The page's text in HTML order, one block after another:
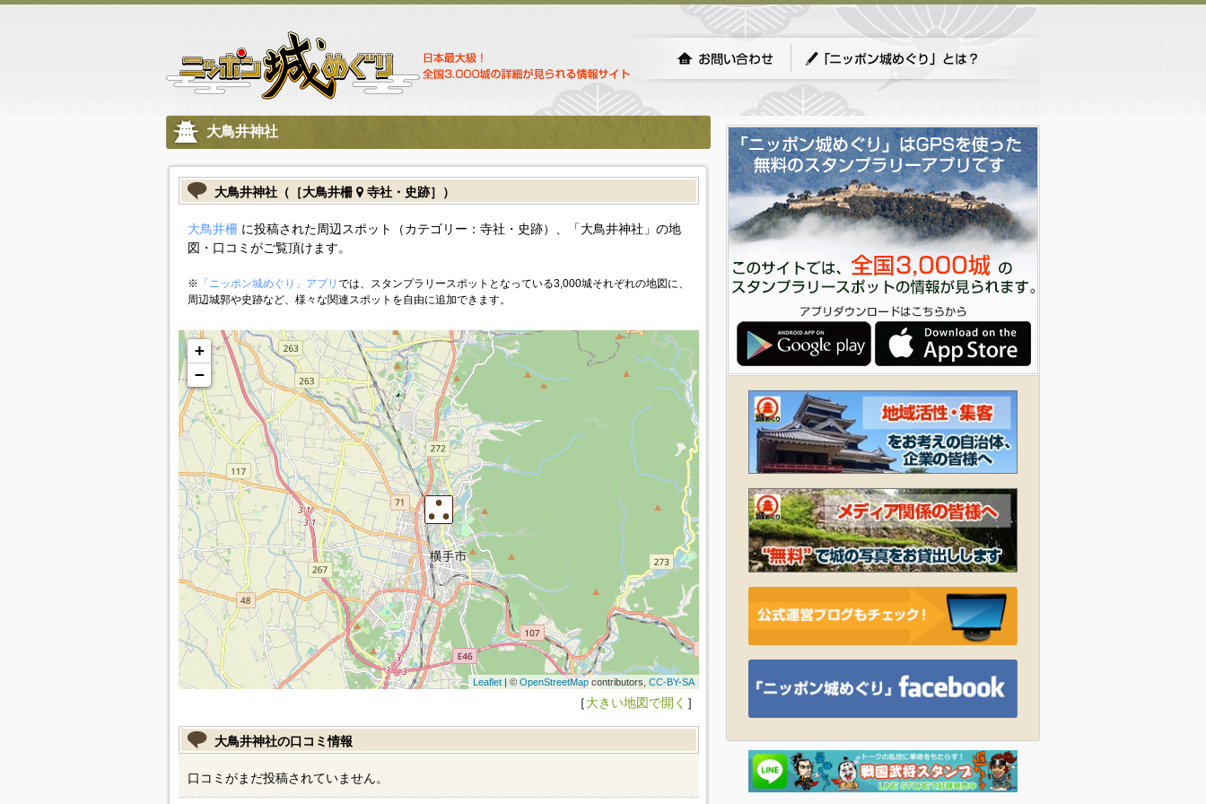
大鳥井神社
大鳥井神社（［大鳥井柵 寺社・史跡］）
大鳥井柵 に投稿された周辺スポット（カテゴリー：寺社・史跡）、「大鳥井神社」の地
図・口コミがご覧頂けます。
※ 「ニッポン城めぐり」アプリ では、スタンプラリースポットとなっている3,000城それぞれの地図に、
周辺城郭や史跡など、様々な関連スポットを自由に追加できます。
+
−
Leaflet| © OpenStreetMapcontributors, CC-BY-SA
［大きい地図で開く ］
大鳥井神社の口コミ情報
口コミがまだ投稿されていません。